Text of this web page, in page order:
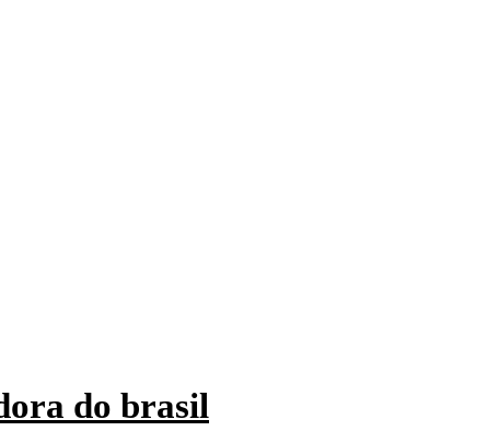
do brasil